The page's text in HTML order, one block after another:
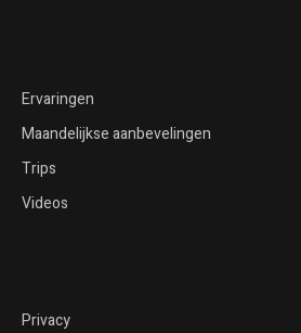
Ervaringen
Maandelijkse aanbevelingen
Trips
Videos
Privacy